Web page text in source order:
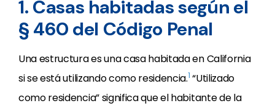
1. Casas habitadas según el
§ 460 del Código Penal
Una estructura es una casa habitada en California
si se está utilizando como residencia.1 “Utilizado
como residencia” significa que el habitante de la